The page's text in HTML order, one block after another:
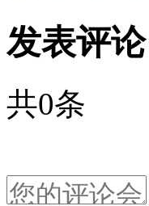
发表评论
共0条